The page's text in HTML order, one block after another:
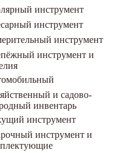
инструмент
инструмент
инструмент
инструмент и
и садово-
инвентарь
инструмент
инструмент и